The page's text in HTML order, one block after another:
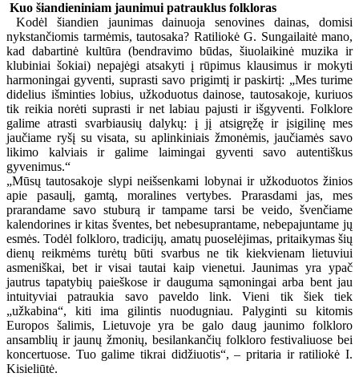
Kuo šiandieniniam jaunimui patrauklus folkloras
Kodėl šiandien jaunimas dainuoja senovines dainas, domisi
nykstančiomis tarmėmis, tautosaka? Ratiliokė G. Sungailaitė mano,
kad dabartinė kultūra (bendravimo būdas, šiuolaikinė muzika ir
klubiniai šokiai) nepajėgi atsakyti į rūpimus klausimus ir mokyti
harmoningai gyventi, suprasti savo prigimtį ir paskirtį: „Mes turime
didelius išminties lobius, užkoduotus dainose, tautosakoje, kuriuos
tik reikia norėti suprasti ir net labiau pajusti ir išgyventi. Folklore
galime atrasti svarbiausių dalykų: į jį atsigręžę ir įsigilinę mes
jaučiame ryšį su visata, su aplinkiniais žmonėmis, jaučiamės savo
likimo kalviais ir galime laimingai gyventi savo autentiškus
gyvenimus.“
„Mūsų tautosakoje slypi neišsenkami lobynai ir užkoduotos žinios
apie pasaulį, gamtą, moralines vertybes. Prarasdami jas, mes
prarandame savo stuburą ir tampame tarsi be veido, švenčiame
kalendorines ir kitas šventes, bet nebesuprantame, nebepajuntame jų
esmės. Todėl folkloro, tradicijų, amatų puoselėjimas, pritaikymas šių
dienų reikmėms turėtų būti svarbus ne tik kiekvienam lietuviui
asmeniškai, bet ir visai tautai kaip vienetui. Jaunimas yra ypač
jautrus tapatybių paieškose ir dauguma sąmoningai arba bent jau
intuityviai patraukia savo paveldo link. Vieni tik šiek tiek
„užkabina“, kiti ima gilintis nuodugniau. Palyginti su kitomis
Europos šalimis, Lietuvoje yra be galo daug jaunimo folkloro
ansamblių ir jaunų žmonių, besilankančių folkloro festivaliuose bei
koncertuose. Tuo galime tikrai didžiuotis“, – pritaria ir ratiliokė I.
Kisieliūtė.